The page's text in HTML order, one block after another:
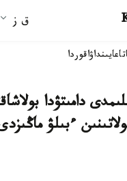
ق ز
تاعايىنداۋاقوردا
دامىتۋدا
ءبىلۋ